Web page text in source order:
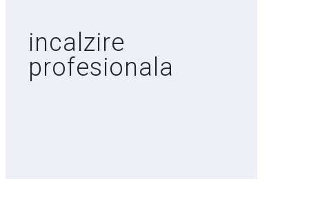
incalzire
profesionala